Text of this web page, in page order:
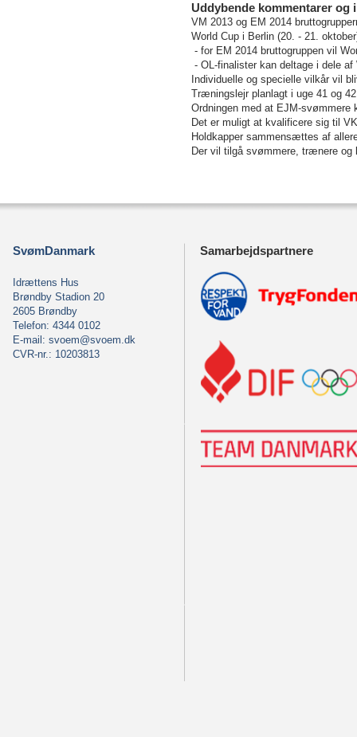
Uddybende kommentarer og
VM 2013 og EM 2014
World Cup i Berlin (20. - 21.
- for EM 2014 bruttogruppen vil
- OL-finalister kan deltage i dele
Individuelle og specielle vilkår vil
Træningslejr planlagt i uge 41 og
Ordningen med at EJM-
Det er muligt at kvalificere sig til
Holdkapper sammensættes af
Der vil tilgå svømmere, trænere og
SvømDanmark
Idrættens Hus
Brøndby Stadion 20
2605 Brøndby
Telefon: 4344 0102
E-mail: svoem@svoem.dk
CVR-nr.: 10203813
Samarbejdspartnere